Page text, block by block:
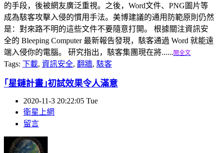
的手段，後被網友廣泛重視。之後，Word文件、PNG圖片等
成為駭客攻擊入侵的慣用手法。美博建議的通用防範原則仍然
是：對來路不明的這些文件不要隨意打開。 根據關注資訊安
全的 Bleeping Computer 最新報告發現，駭客通過 Word 就能遠
端入侵你的電腦。 研究指出，駭客集團現在將...... 閱全文
Tags: 下載, 資訊安全, 翻牆, 駭客
｢星鏈計畫｣初試效果令人滿意
2020-11-3 20:22:05 Tue
衛星上網
留言